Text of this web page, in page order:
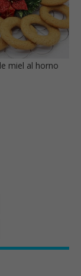
miel al horno